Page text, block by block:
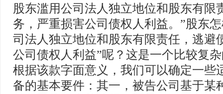
股东滥用公司法人独立地位和股东有限
务，严重损害公司债权人利益。”股东
司法人独立地位和股东有限责任，逃避
公司债权人利益”呢？这是一个比较复
根据该款字面意义，我们可以确定一些
备的基本要件：其一，被告公司基于某